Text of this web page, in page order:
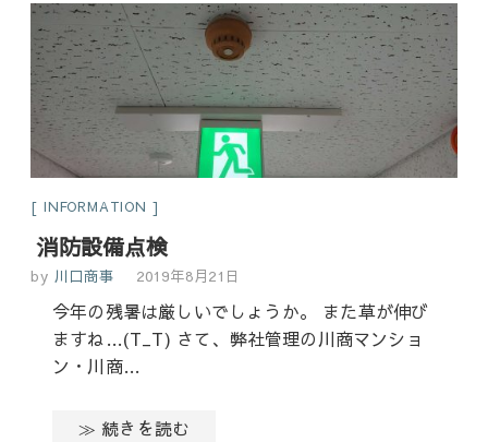
INFORMATION
消防設備点検
by 川口商事 2019年8月21日
今年の残暑は厳しいでしょうか。 また草が伸び
ますね…(T_T) さて、弊社管理の川商マンショ
ン・川商…
≫ 続きを読む